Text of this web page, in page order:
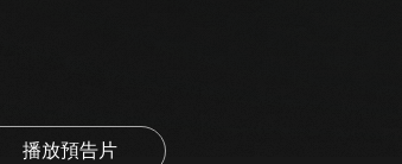
播放預告片